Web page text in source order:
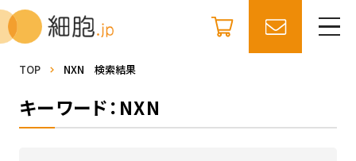
TOP NXN 検索結果
キーワード：NXN